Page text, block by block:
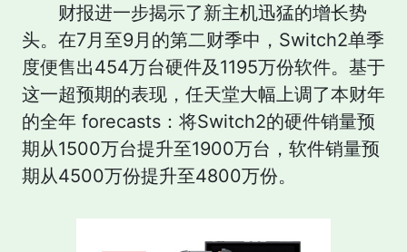
财报进一步揭示了新主机迅猛的增长势
头。在7月至9月的第二财季中，Switch2单季
度便售出454万台硬件及1195万份软件。基于
这一超预期的表现，任天堂大幅上调了本财年
的全年 forecasts：将Switch2的硬件销量预
期从1500万台提升至1900万台，软件销量预
期从4500万份提升至4800万份。